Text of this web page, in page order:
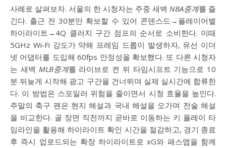
사례로 살펴보자. 서울의 한 시청자는 주중 새벽 NBA중계를 즐
긴다. 출근 전 30분만 확보할 수 있어 콘덴스드→플레이어별
하이라이트→4Q 클러치 구간 점프의 순서로 소비한다. 이때
5GHz Wi‑Fi 강도가 약해 프레임 드롭이 발생하자, 유선 이더
넷 어댑터를 도입해 60fps 안정성을 확보했다. 또 다른 시청자
는 새벽 MLB중계를 라이브로 켠 뒤 타임시프트 기능으로 10
분 뒤늦게 시작해 광고 구간을 건너뛰며 실제 실시간에 합류한
다. 이 방법은 스포일러 위험을 줄이면서 시청 효율을 높인다.
주말의 축구 팬은 현지 해설과 국내 해설을 오가며 전술 해설
을 비교한다. 골 장면 직전까지 곧바로 이동하는 키 플레이 타
임라인을 활용해 하이라이트 확인 시간을 절감하고, 경기 종료
후 즉시 업로드되는 확장 하이라이트로 xG와 패스맵을 함께